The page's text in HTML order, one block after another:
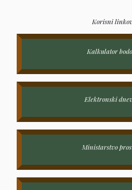
Korisni
Kalkulator
Elektronski
Ministarstvo